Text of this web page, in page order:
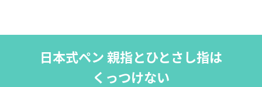
日本式ペン 親指とひとさし指は
くっつけない